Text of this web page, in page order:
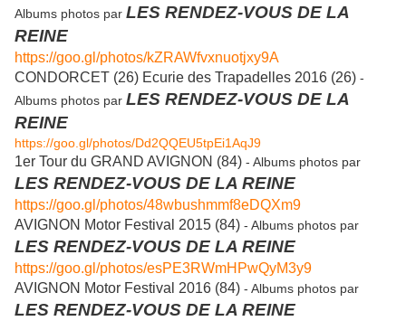
Albums photos par LES RENDEZ-VOUS DE LA
REINE
https://goo.gl/photos/kZRAWfvxnuotjxy9A
CONDORCET (26) Ecurie des Trapadelles 2016 (26) -
Albums photos par LES RENDEZ-VOUS DE LA
REINE
https://goo.gl/photos/Dd2QQEU5tpEi1AqJ9
1er Tour du GRAND AVIGNON (84) - Albums photos par
LES RENDEZ-VOUS DE LA REINE
https://goo.gl/photos/48wbushmmf8eDQXm9
AVIGNON Motor Festival 2015 (84) - Albums photos par
LES RENDEZ-VOUS DE LA REINE
https://goo.gl/photos/esPE3RWmHPwQyM3y9
AVIGNON Motor Festival 2016 (84) - Albums photos par
LES RENDEZ-VOUS DE LA REINE